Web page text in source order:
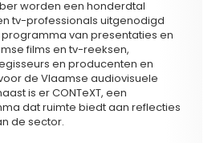
worden een honderdtal
tv-professionals uitgenodigd
van presentaties en
films en tv-reeksen,
en producenten en
de Vlaamse audiovisuele
is er CONTeXT, een
dat ruimte biedt aan reflecties
de sector.